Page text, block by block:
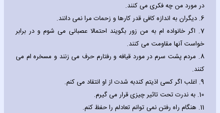
در مورد من چه فکری می کنند.
6. دیگران به اندازه کافی قدر کارها و زحمات مرا نمی دانند.
7. اگر خانواده ام به من زور بگویند احتمالا عصبانی می شوم و در برابر
خواست آنها مقاومت می کنند.
8. مردم پشت سرم در مورد قیافه و رفتارم حرف می زنند و مسخره ام می
کنند.
9. اغلب اگر کسی اذیتم کندبه شدت از او انتقاد می کنم.
10. به ندرت تحت تاثیر چیزی قرار می گیرم.
11. هنگام راه رفتن نمی توانم تعادلم را حفظ کنم.